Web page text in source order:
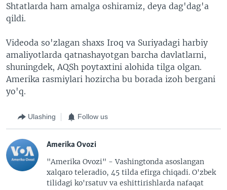
Shtatlarda ham amalga oshiramiz, deya dag'dag'a
qildi.
Videoda so'zlagan shaxs Iroq va Suriyadagi harbiy
amaliyotlarda qatnashayotgan barcha davlatlarni,
shuningdek, AQSh poytaxtini alohida tilga olgan.
Amerika rasmiylari hozircha bu borada izoh bergani
yo'q.
Ulashing Follow us
Amerika Ovozi
"Amerika Ovozi" - Vashingtonda asoslangan
xalqaro teleradio, 45 tilda efirga chiqadi. O'zbek
tilidagi ko'rsatuv va eshittirishlarda nafaqat